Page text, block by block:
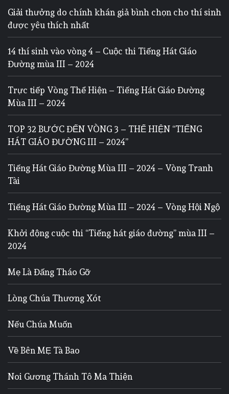
Giải thưởng do chính khán giả bình chọn cho thí sinh
được yêu thích nhất
14 thí sinh vào vòng 4 – Cuộc thi Tiếng Hát Giáo
Đường mùa III – 2024
Trực tiếp Vòng Thể Hiện – Tiếng Hát Giáo Đường
Mùa III – 2024
TOP 32 BƯỚC ĐẾN VÒNG 3 – THỂ HIỆN “TIẾNG
HÁT GIÁO ĐƯỜNG III – 2024”
Tiếng Hát Giáo Đường Mùa III – 2024 – Vòng Tranh
Tài
Tiếng Hát Giáo Đường Mùa III – 2024 – Vòng Hội Ngộ
Khởi động cuộc thi “Tiếng hát giáo đường” mùa III –
2024
Mẹ Là Đấng Tháo Gỡ
Lòng Chúa Thương Xót
Nếu Chúa Muốn
Về Bên MẸ Tà Bao
Noi Gương Thánh Tô Ma Thiện